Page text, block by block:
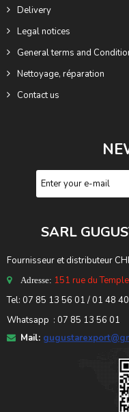
Delivery
Legal notices
General terms and
Nettoyage, réparation
Contact us
SARL
Fournisseur et distributeur
Adresse: 151 rue du Temple
Tel: 07 85 13 56 01 / 01 48
Whatsapp : 07 85 13 56 01
Mail: